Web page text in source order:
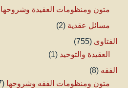
متون ومنظومات العقيدة وشروحها
مسائل عقدية (2)
الفتاوى (755)
العقيدة والتوحيد (1)
الفقه (8)
متون ومنظومات الفقه وشروحها (7)